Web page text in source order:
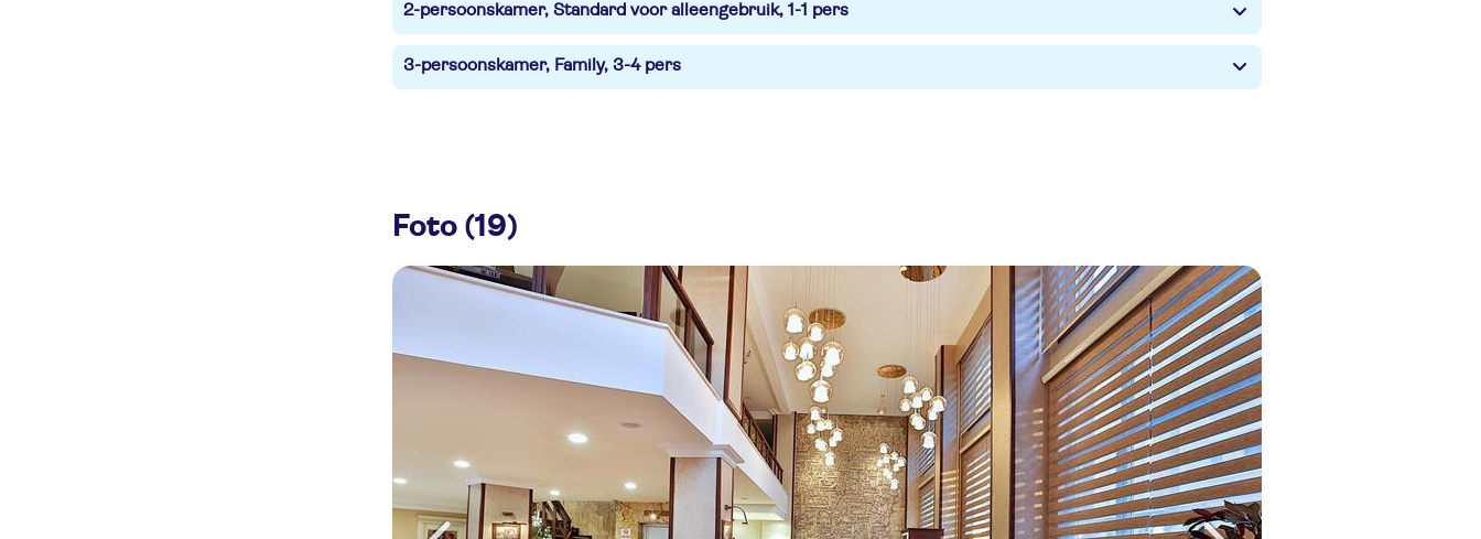
2-persoonskamer, Standard voor alleengebruik, 1-1 pers
3-persoonskamer, Family, 3-4 pers
Foto (19)